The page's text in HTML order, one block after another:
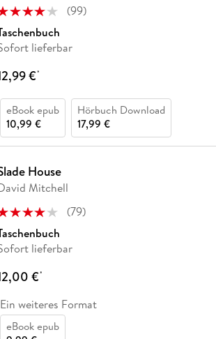
(99)
lieferbar
€*
eBook epub
10,99 €
Hörbuch Download
17,99 €
House
Mitchell
(79)
lieferbar
€*
Ein weiteres Format
eBook epub